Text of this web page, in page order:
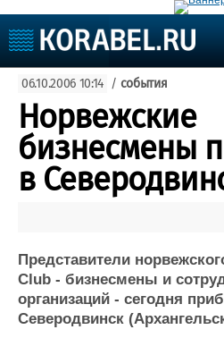
Судоходство
Судоремонт
События
Пресс-релизы
Порты
Рыболовство
ВМФ
Судостроение
Пульс
Новости
Компании
Доска
Продажа
06.10.2006 10:14 / события
Норвежские
бизнесмены
в
Представители
Club - бизнесмены и
организаций - сегодня
Северодвинск